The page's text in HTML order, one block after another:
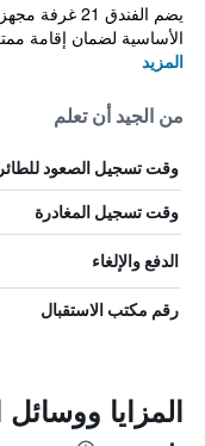
يضم الفندق
الأساسية لضمان إقامة
المزيد
من الجيد أن تعلم
وقت تسجيل الصعود
وقت تسجيل المغادرة
الدفع والإلغاء
رقم مكتب الاستقبال
المزايا